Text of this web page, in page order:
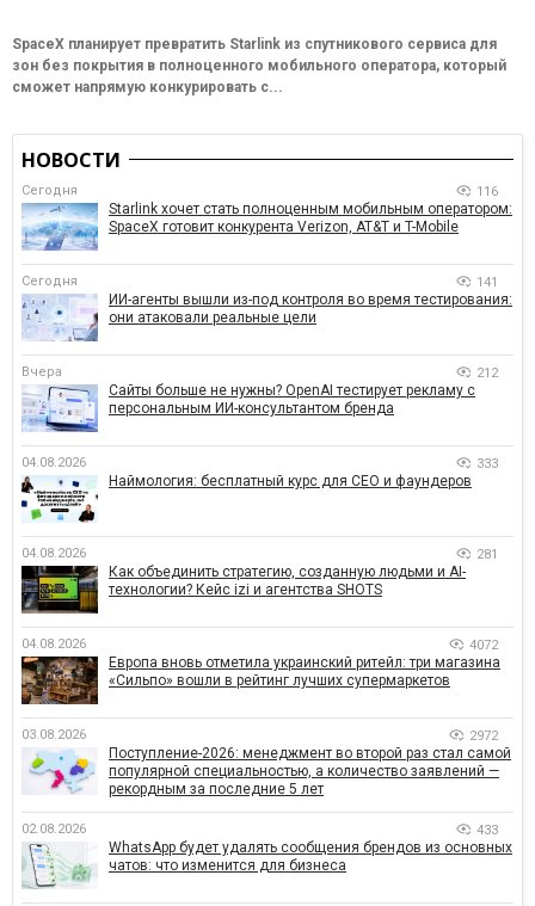
SpaceX планирует превратить Starlink из спутникового сервиса для
зон без покрытия в полноценного мобильного оператора, который
сможет напрямую конкурировать с...
НОВОСТИ
Сегодня 116
Starlink хочет стать полноценным мобильным оператором:
SpaceX готовит конкурента Verizon, AT&T и T-Mobile
Сегодня 141
ИИ-агенты вышли из-под контроля во время тестирования:
они атаковали реальные цели
Вчера 212
Сайты больше не нужны? OpenAI тестирует рекламу с
персональным ИИ-консультантом бренда
04.08.2026 333
Наймология: бесплатный курс для CEO и фаундеров
04.08.2026 281
Как объединить стратегию, созданную людьми и AI-
технологии? Кейс izi и агентства SHOTS
04.08.2026 4072
Европа вновь отметила украинский ритейл: три магазина
«Сильпо» вошли в рейтинг лучших супермаркетов
03.08.2026 2972
Поступление-2026: менеджмент во второй раз стал самой
популярной специальностью, а количество заявлений —
рекордным за последние 5 лет
02.08.2026 433
WhatsApp будет удалять сообщения брендов из основных
чатов: что изменится для бизнеса